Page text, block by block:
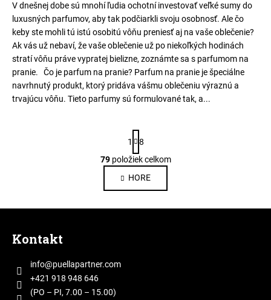
V dnešnej dobe sú mnohí ľudia ochotní investovať veľké sumy do
luxusných parfumov, aby tak podčiarkli svoju osobnosť. Ale čo
keby ste mohli tú istú osobitú vôňu preniesť aj na vaše oblečenie?
Ak vás už nebaví, že vaše oblečenie už po niekoľkých hodinách
stratí vôňu práve vypratej bielizne, zoznámte sa s parfumom na
pranie. Čo je parfum na pranie? Parfum na pranie je špeciálne
navrhnutý produkt, ktorý pridáva vášmu oblečeniu výraznú a
trvajúcu vôňu. Tieto parfumy sú formulované tak, a...
O
v
l
á
S
t
r
á
n
k
1
8
79položiek celkom
HORE
Kontakt
info@puellapartner.com
+421 918 948 646
(PO – PI, 7.00 – 15.00)